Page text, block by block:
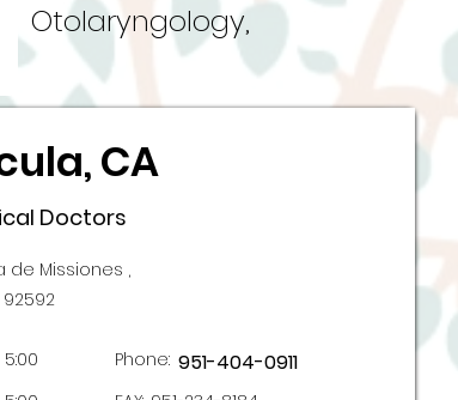
Otolaryngology,
CA
Doctors
de Missiones ,
Phone: 951-404-0911